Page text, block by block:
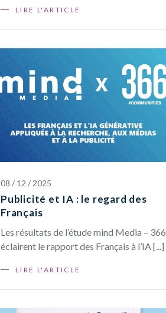
LIRE L'ARTICLE
08 / 12 / 2025
Publicité et IA : le regard des
Français
Les résultats de l’étude mind Media – 366
éclairent le rapport des Français à l’IA [...]
LIRE L'ARTICLE